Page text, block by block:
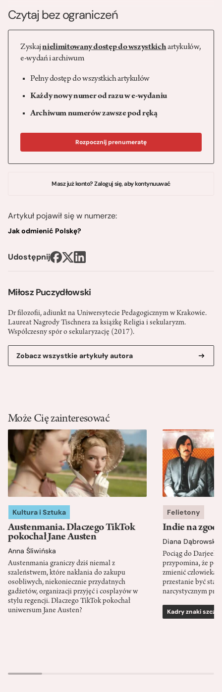
Miłosz Puczydłowski
Dr filozofii, adiunkt na Uniwersytecie Pedagogicznym w Krakowie.
Laureat Nagrody Tischnera za książkę Religia i sekularyzm.
Współczesny spór o sekularyzację (2017).
Zobacz wszystkie artykuły autora
Czytaj bez ograniczeń
Zyskajnielimitowany dostęp do wszystkichartykułów,
e-wydań i archiwum
Pełny dostęp do wszystkich artykułów
Każdy nowy numer od razu w e-wydaniu
Archiwum numerów zawsze pod ręką
Rozpocznij prenumeratę
Masz już konto? Zaloguj się, aby kontynuuwać
Artykuł pojawił się w numerze:
Jak odmienić Polskę?
Udostępnij
Może Cię zainteresować
Kultura i Sztuka
Austenmania. Dlaczego TikTok
pokochał Jane Austen
Anna Śliwińska
Austenmania graniczy dziś niemal z
szaleństwem, które nakłania do zakupu
osobliwych, niekoniecznie przydatnych
gadżetów, organizacji przyjęć i cosplayów w
stylu regencji. Dlaczego TikTok pokochał
uniwersum Jane Austen?
Felietony
Indie na
Diana Dąbrowska
Pociąg do
przypomina, że
zmienić człowieka
przestanie być
narcystycznym
Kadry znaki